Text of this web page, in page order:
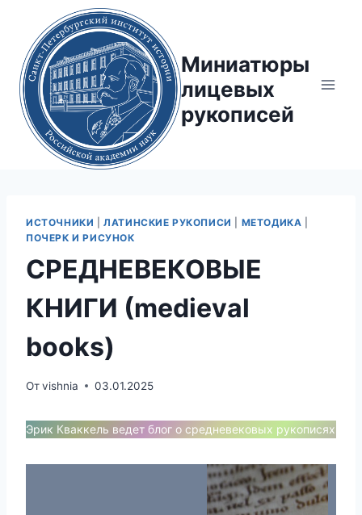
содержимому
Миниатюры
лицевых
рукописей
ИСТОЧНИКИ |ЛАТИНСКИЕ РУКОПИСИ МЕТОДИКА
ПОЧЕРК И РИСУНОК
СРЕДНЕВЕКОВЫЕ
КНИГИ (medieval
books)
Отvishnia 03.01.2025
Эрик Кваккель ведет блог о средневековых рукописях